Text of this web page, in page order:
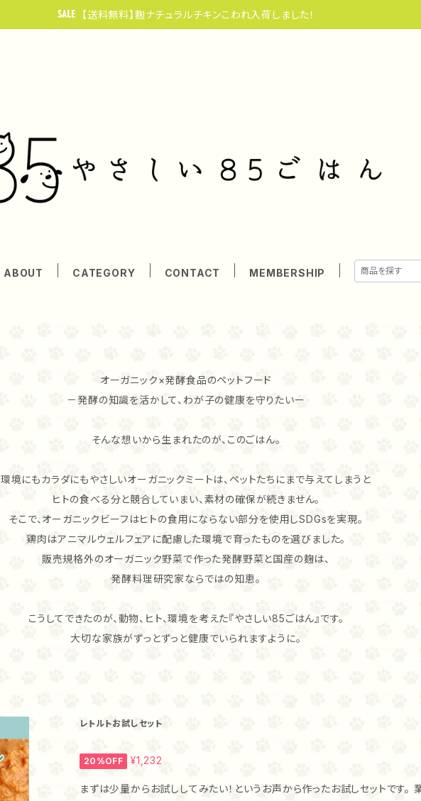
【送料無料】麴ナチュラルチキンこわれ入荷しました！
ABOUT CATEGORY CONTACT MEMBERSHIP
オーガニック×発酵食品のペットフード
－発酵の知識を活かして、わが子の健康を守りたいー
そんな想いから生まれたのが、このごはん。
環境にもカラダにもやさしいオーガニックミートは、ペットたちにまで与えてしまうと
ヒトの食べる分と競合していまい、素材の確保が続きません。
そこで、オーガニックビーフはヒトの食用にならない部分を使用しSDGsを実現。
鶏肉はアニマルウェルフェアに配慮した環境で育ったものを選びました。
販売規格外のオーガニック野菜で作った発酵野菜と国産の麹は、
発酵料理研究家ならではの知恵。
こうしてできたのが、動物、ヒト、環境を考えた『やさしい85ごはん』です。
大切な家族がずっとずっと健康でいられますように。
レトルトお試しセット
20%OFF ¥1,232
まずは少量からお試ししてみたい！というお声から作ったお試しセットです。 業界初！国産オーガニックビ